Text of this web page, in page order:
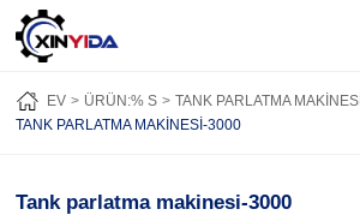
EV
ÜRÜN:% S
VIDEO
VAKALAR
HABERLER
HAKKIMIZDA
BİZE ULAŞIN
EV ÜRÜN:% S
TANK PARLATMA MAKINESI
TANK PARLATMA MAKINESI-3000
Tank parlatma makinesi-3000